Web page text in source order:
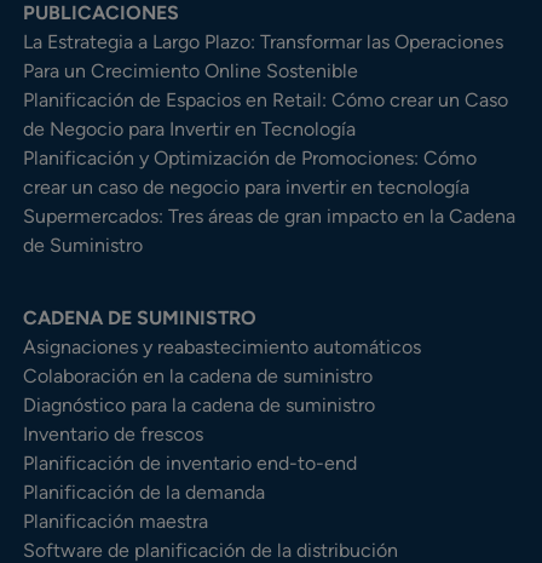
PUBLICACIONES
La Estrategia a Largo Plazo: Transformar las Operaciones
Para un Crecimiento Online Sostenible
Planificación de Espacios en Retail: Cómo crear un Caso
de Negocio para Invertir en Tecnología
Planificación y Optimización de Promociones: Cómo
crear un caso de negocio para invertir en tecnología
Supermercados: Tres áreas de gran impacto en la Cadena
de Suministro
CADENA DE SUMINISTRO
Asignaciones y reabastecimiento automáticos
Colaboración en la cadena de suministro
Diagnóstico para la cadena de suministro
Inventario de frescos
Planificación de inventario end-to-end
Planificación de la demanda
Planificación maestra
Software de planificación de la distribución